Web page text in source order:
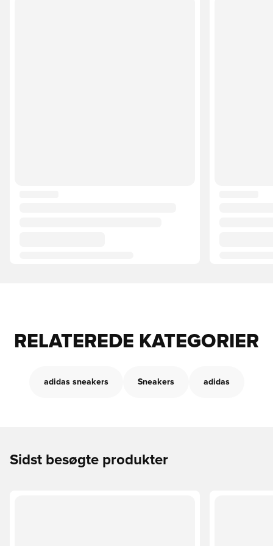
RELATEREDE KATEGORIER
adidas sneakers Sneakers adidas
Sidst besøgte produkter